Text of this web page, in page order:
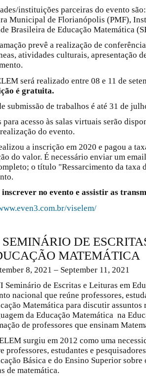
instituições parceiras do evento
Municipal de Florianópolis (PMF),
Brasileira de Educação Matemática
prevê a realização de
atividades culturais, apresentação
será realizado entre 08 e 11 de
é gratuita.
submissão de trabalhos é até 31 de
para acesso às salas virtuais serão
do evento.
a inscrição em 2020 e pagou a
do valor. É necessário enviar um
o título "Ressarcimento da taxa
inscrever no evento e assistir as
viselem/
DE
MATEMÁTICA
8, 2021 – September 11, 2021
Seminário de Escritas e Leituras em
nacional que reúne professores,
Matemática para discutir
da Educação Matemática na
de professores que ensinam
surgiu em 2012 como uma
professores, estudantes e
Básica e do Ensino Superior
de matemática.